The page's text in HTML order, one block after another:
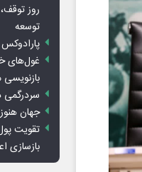
روز
توسعه
غول‌های
سردرگمی
جهان
تقویت
بازسازی